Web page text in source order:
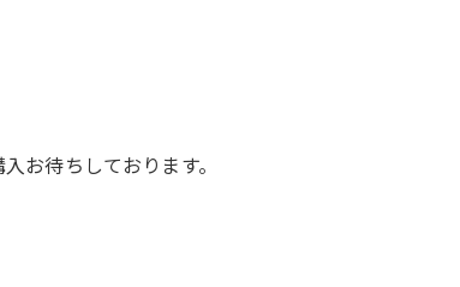
お待ちしております。